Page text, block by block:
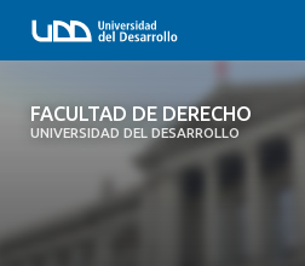
FACULTAD DE DERECHO
UNIVERSIDAD DEL DESARROLLO
FACULTAD DE DERECHO
SOBRE LA FACULTAD